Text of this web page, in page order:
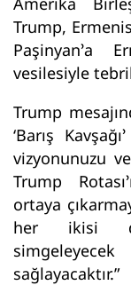
Trump,
Paşinyan’a
vesilesiyle
Trump
‘Barış
vizyonunuzu
Trump
ortaya
her ikisi de
sağlayacaktır.”